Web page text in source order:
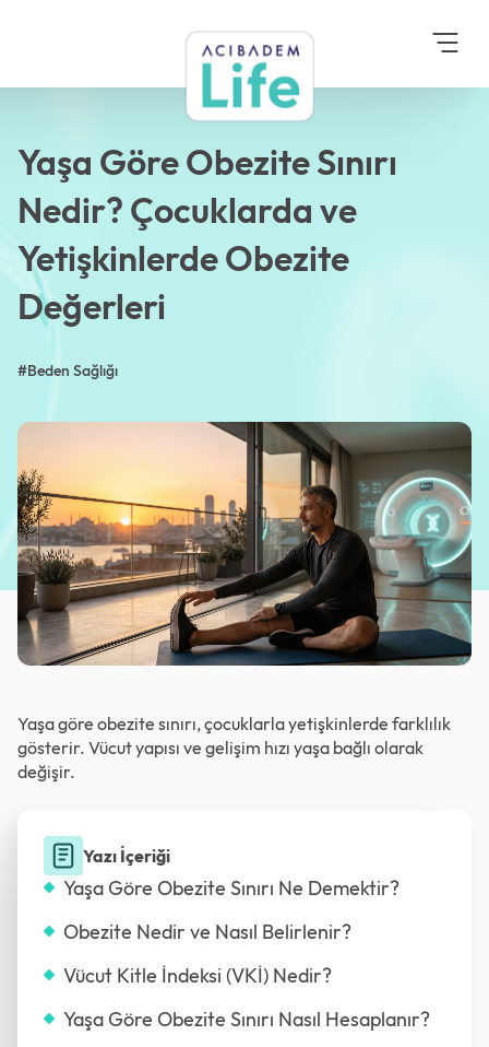
Beden Sağlığı
Nedir? Çocuklarda ve
Yetişkinlerde Obezite
Yaşa Göre Obezite Sınırı
Nedir? Çocuklarda ve
Yetişkinlerde Obezite
Değerleri
#Beden Sağlığı
Yaşa göre obezite sınırı, çocuklarla yetişkinlerde farklılık
gösterir. Vücut yapısı ve gelişim hızı yaşa bağlı olarak
değişir.
Yazı İçeriği
Yaşa Göre Obezite Sınırı Ne Demektir?
Obezite Nedir ve Nasıl Belirlenir?
Vücut Kitle İndeksi (VKİ) Nedir?
Yaşa Göre Obezite Sınırı Nasıl Hesaplanır?